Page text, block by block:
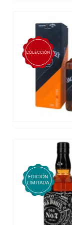
COLECCIÓN
EDICIÓN
LIMITADA